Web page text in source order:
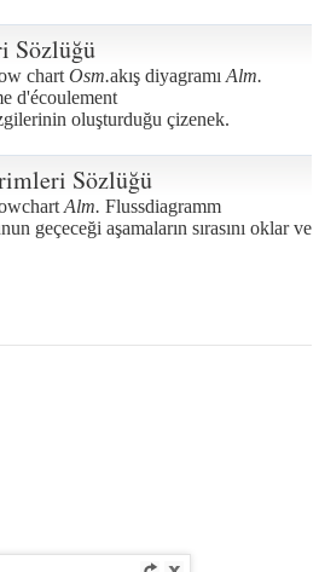
Sözlüğü
chart Osm.akış diyagramı Alm.
d'écoulement
oluşturduğu çizenek.
Sözlüğü
Alm. Flussdiagramm
geçeceği aşamaların sırasını oklar ve